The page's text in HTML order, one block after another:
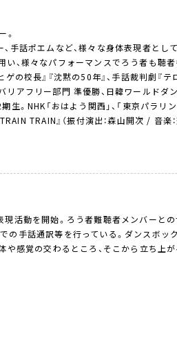
。
手話ポエムなど、様々な身体表現者とし
、様々なパフォーマンスでろう者も聴
の校長』『沈黙の50年』、手話裁判劇『
リアフリー部門 準優勝、日韓ワールドダ
。NHK「おはよう関西」、「東京パラリ
TRAIN』（振付演出：森山開次 / 音楽
活動を開始。ろう者難聴者メンバーと
手話通訳等を行っている。ダンスボッ
や感覚の交わるところ、そこから立ち上